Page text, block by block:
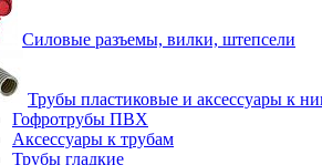
Силовые разъемы, вилки, штепсели
Трубы пластиковые и аксессуары к
Гофротрубы ПВХ
Аксессуары к трубам
Трубы гладкие